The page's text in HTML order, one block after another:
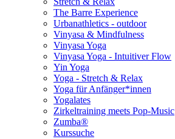
The Barre Experience
Urbanathletics - outdoor
Vinyasa & Mindfulness
Vinyasa Yoga
Vinyasa Yoga - Intuitiver Flow
Yin Yoga
Yoga - Stretch & Relax
Yoga für Anfänger*innen
Yogalates
Zirkeltraining meets Pop-Music
Zumba®
Kurssuche